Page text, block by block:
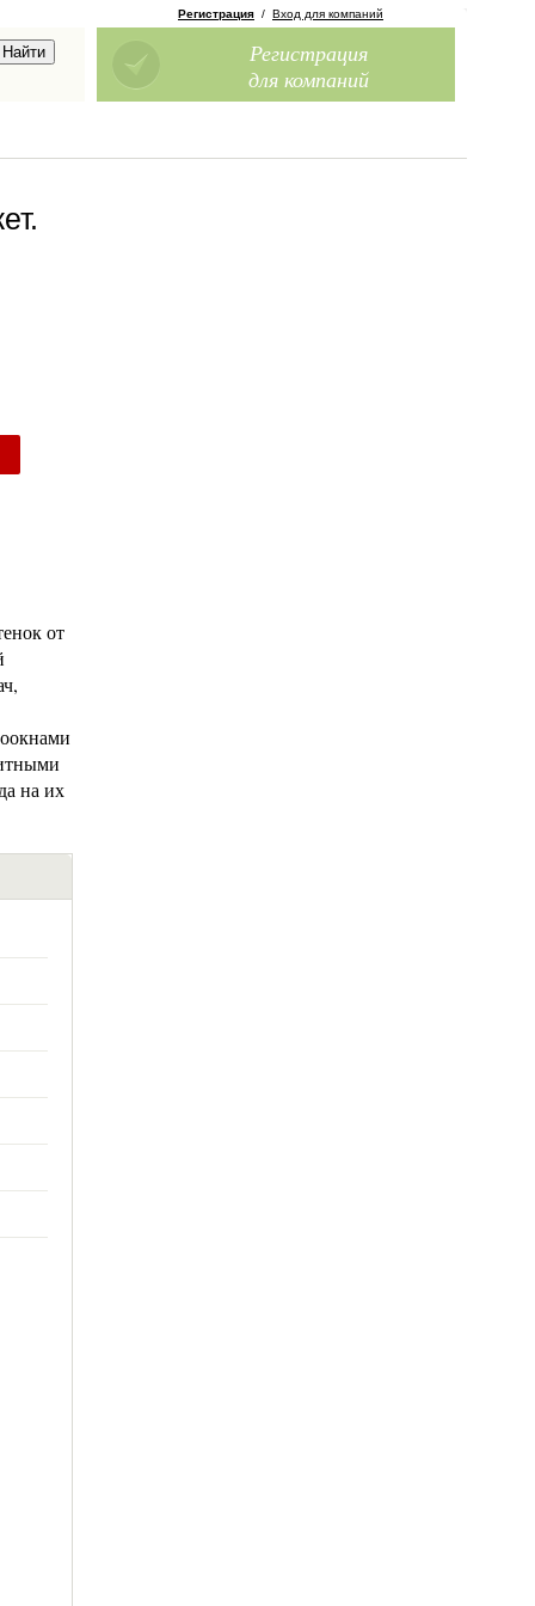
Регистрация / Вход для компаний
Регистрация
для компаний
.
от
на их